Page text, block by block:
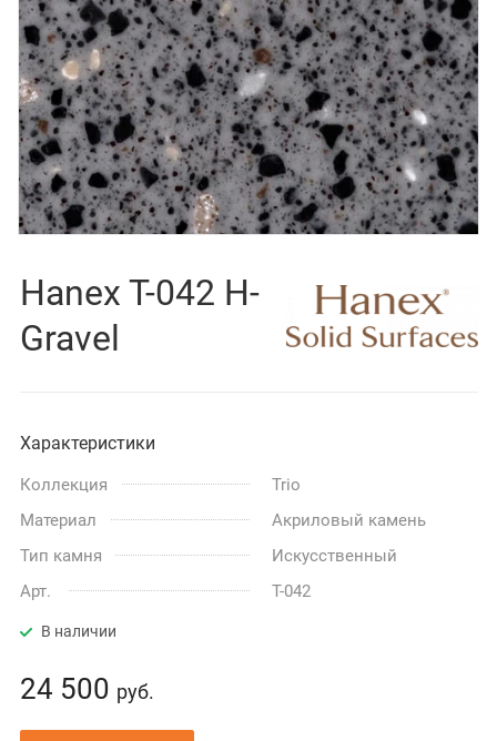
Hanex T-042 H-
Gravel
Характеристики
Коллекция
Trio
Материал
Акриловый камень
Тип камня
Искусственный
Арт.
T-042
В наличии
24 500 руб.